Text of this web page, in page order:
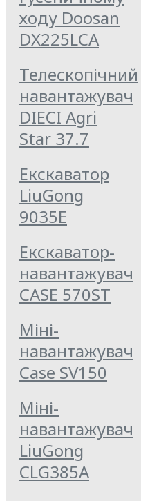
ходу Doosan
DX225LCA
Телескопічний
навантажувач
DIECI Agri
Star 37.7
Екскаватор
LiuGong
9035E
Екскаватор-
навантажувач
CASE 570ST
Міні-
навантажувач
Case SV150
Міні-
навантажувач
LiuGong
CLG385A